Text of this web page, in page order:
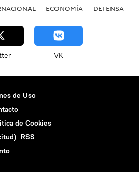
ECONOMÍA DEFENSA
VK
de Uso
de Cookies
RSS